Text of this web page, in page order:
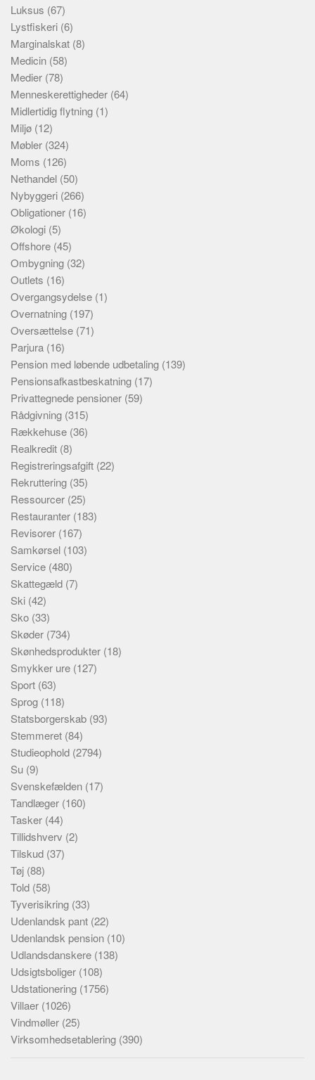
Luksus (67)
Lystfiskeri (6)
Marginalskat (8)
Medicin (58)
Medier (78)
Menneskerettigheder (64)
Midlertidig flytning (1)
Miljø (12)
Møbler (324)
Moms (126)
Nethandel (50)
Nybyggeri (266)
Obligationer (16)
Økologi (5)
Offshore (45)
Ombygning (32)
Outlets (16)
Overgangsydelse (1)
Overnatning (197)
Oversættelse (71)
Parjura (16)
Pension med løbende udbetaling (139)
Pensionsafkastbeskatning (17)
Privattegnede pensioner (59)
Rådgivning (315)
Rækkehuse (36)
Realkredit (8)
Registreringsafgift (22)
Rekruttering (35)
Ressourcer (25)
Restauranter (183)
Revisorer (167)
Samkørsel (103)
Service (480)
Skattegæld (7)
Ski (42)
Sko (33)
Skøder (734)
Skønhedsprodukter (18)
Smykker ure (127)
Sport (63)
Sprog (118)
Statsborgerskab (93)
Stemmeret (84)
Studieophold (2794)
Su (9)
Svenskefælden (17)
Tandlæger (160)
Tasker (44)
Tillidshverv (2)
Tilskud (37)
Tøj (88)
Told (58)
Tyverisikring (33)
Udenlandsk pant (22)
Udenlandsk pension (10)
Udlandsdanskere (138)
Udsigtsboliger (108)
Udstationering (1756)
Villaer (1026)
Vindmøller (25)
Virksomhedsetablering (390)